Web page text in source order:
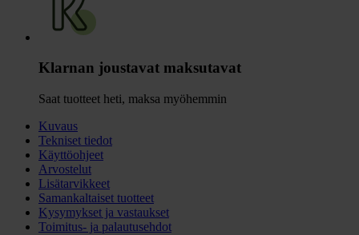
Klarnan joustavat maksutavat
Saat tuotteet heti, maksa myöhemmin
Kuvaus
Tekniset tiedot
Käyttöohjeet
Arvostelut
Lisätarvikkeet
Samankaltaiset tuotteet
Kysymykset ja vastaukset
Toimitus- ja palautusehdot